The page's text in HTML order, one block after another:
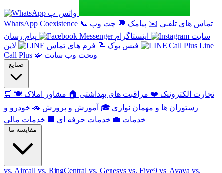
واتس اپ
WhatsApp Coexistence 📞 تماس های تلفنی ✉️ پیامک 💬 چت وب
سایت
اینستاگرام
پیام رسان
فیس بوک 📝 فرم های تماس لاین
Line
Call Plus 🧩 ویجت وب سایت
صنایع
🛒 تجارت الکترونیک ❤️ مراقبت های بهداشتی 🏠 مشاور املاک 🍽️
رستوران ها و مهمان نوازی 🎓 آموزش و پرورش 🚗 خودرو و
خدمات 💼 خدمات حرفه ای 🏢 خدمات مالی
مقایسه ما
vs. Aircall vs. RingCentral vs. Genesys vs. Five9 vs. Avaya vs.